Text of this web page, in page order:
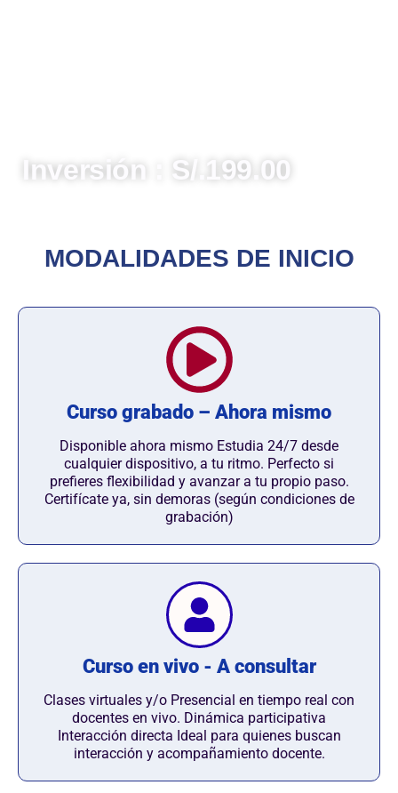
Inversión : S/.199.00
MODALIDADES DE INICIO
Curso grabado – Ahora mismo
Disponible ahora mismo Estudia 24/7 desde
cualquier dispositivo, a tu ritmo. Perfecto si
prefieres flexibilidad y avanzar a tu propio paso.
Certifícate ya, sin demoras (según condiciones de
grabación)
Curso en vivo - A consultar
Clases virtuales y/o Presencial en tiempo real con
docentes en vivo. Dinámica participativa
Interacción directa Ideal para quienes buscan
interacción y acompañamiento docente.